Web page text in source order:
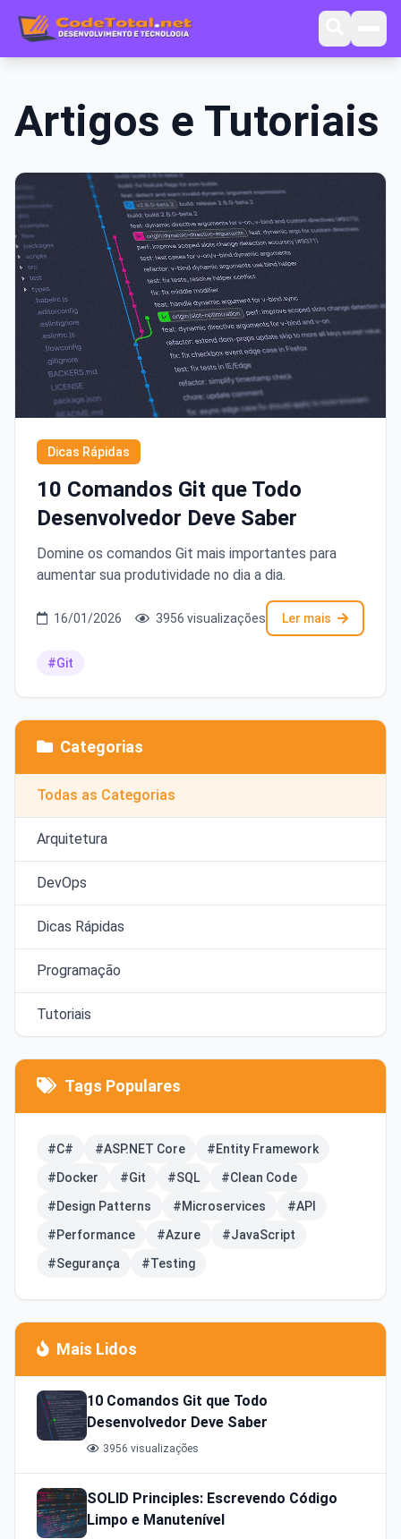
Artigos e Tutoriais
Dicas Rápidas
10 Comandos Git que Todo
Desenvolvedor Deve Saber
Domine os comandos Git mais importantes para
aumentar sua produtividade no dia a dia.
16/01/2026 3956 visualizações Ler mais
#Git
Categorias
Todas as Categorias
Arquitetura
DevOps
Dicas Rápidas
Programação
Tutoriais
Tags Populares
#C# #ASP.NET Core
#Entity Framework
#Docker
#Git #SQL
#Clean Code
#Design Patterns
#Microservices
#API
#Performance
#Azure
#JavaScript
#Segurança
#Testing
Mais Lidos
10 Comandos Git que Todo
Desenvolvedor Deve Saber
3956 visualizações
SOLID Principles: Escrevendo Código
Limpo e Manutenível